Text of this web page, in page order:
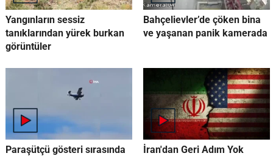
Yangınların sessiz
tanıklarından yürek burkan
görüntüler
Bahçelievler’de çöken bina
ve yaşanan panik kamerada
Paraşütçü gösteri sırasında
İran'dan Geri Adım Yok